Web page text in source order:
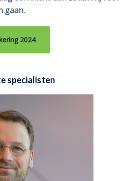
gaan.
2024
specialisten